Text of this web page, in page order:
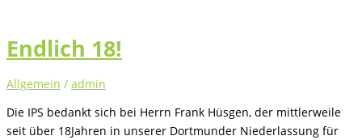
Endlich 18!
Allgemein / admin
Die IPS bedankt sich bei Herrn Frank Hüsgen, der mittlerweile
seit über 18Jahren in unserer Dortmunder Niederlassung für